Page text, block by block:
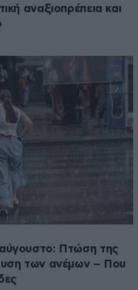
αναξιοπρέπεια και
Πτώση της
των ανέμων – Που